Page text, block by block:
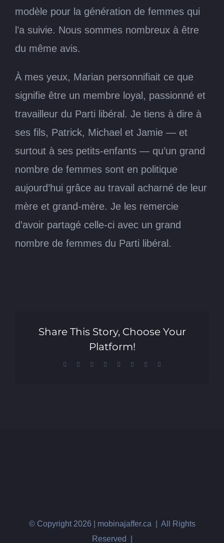
modèle pour la génération de femmes qui
l’a suivie. Nous sommes nombreux à être
du même avis.
À mes yeux, Marian personnifiait ce que
signifie être un membre loyal, passionné et
travailleur du Parti libéral. Je tiens à dire à
ses fils, Patrick, Michael et Jamie — et
surtout à ses petits-enfants — qu’un grand
nombre de femmes sont en politique
aujourd’hui grâce au travail acharné de leur
mère et grand-mère. Je les remercie
d’avoir partagé celle-ci avec un grand
nombre de femmes du Parti libéral.
Share This Story, Choose Your
Platform!
Facebook Reddit LinkedInTumblr Pinterest
© Copyright 2026 | mobinajaffer.ca | All Rights
Reserved |